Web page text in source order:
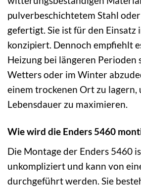
pulverbeschichtetem Stahl
gefertigt. Sie ist für den Einsatz
konzipiert. Dennoch empfiehlt
Heizung bei längeren Perioden
Wetters oder im Winter
einem trockenen Ort zu lagern,
Lebensdauer zu maximieren.
Wie wird die Enders 5460
Die Montage der Enders 5460
unkompliziert und kann von
durchgeführt werden. Sie